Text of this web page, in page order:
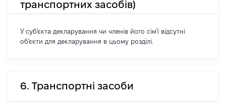
транспортних засобів)
У суб'єкта декларування чи членів його сім'ї відсутні
об'єкти для декларування в цьому розділі.
6. Транспортні засоби